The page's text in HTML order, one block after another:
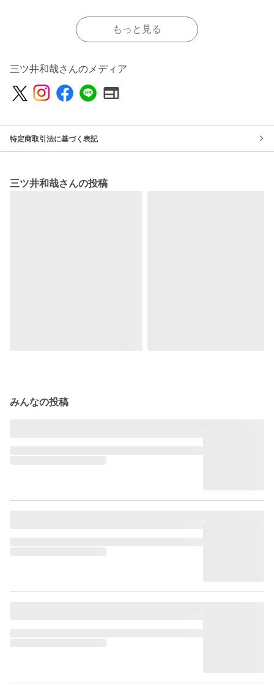
もっと見る
三ツ井和哉さんのメディア
特定商取引法に基づく表記
三ツ井和哉さんの投稿
みんなの投稿